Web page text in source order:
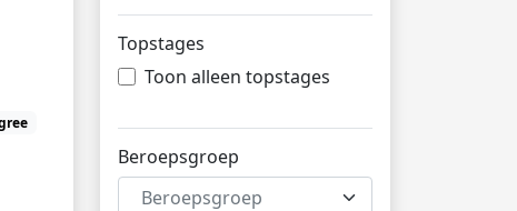
Topstages
Toon alleen topstages
Beroepsgroep
Beroepsgroep